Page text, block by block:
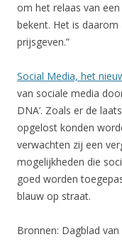
om het relaas van
bekent. Het is
prijsgeven.”
Social Media, het
van sociale media
DNA’. Zoals er de
opgelost konden
verwachten zij een
mogelijkheden die
goed worden
blauw op straat.
Bronnen: Dagblad